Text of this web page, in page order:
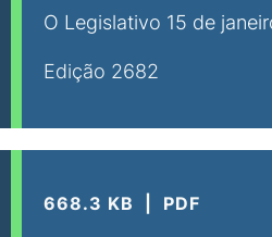
O Legislativo 15 de
Edição 2682
668.3 KB PDF